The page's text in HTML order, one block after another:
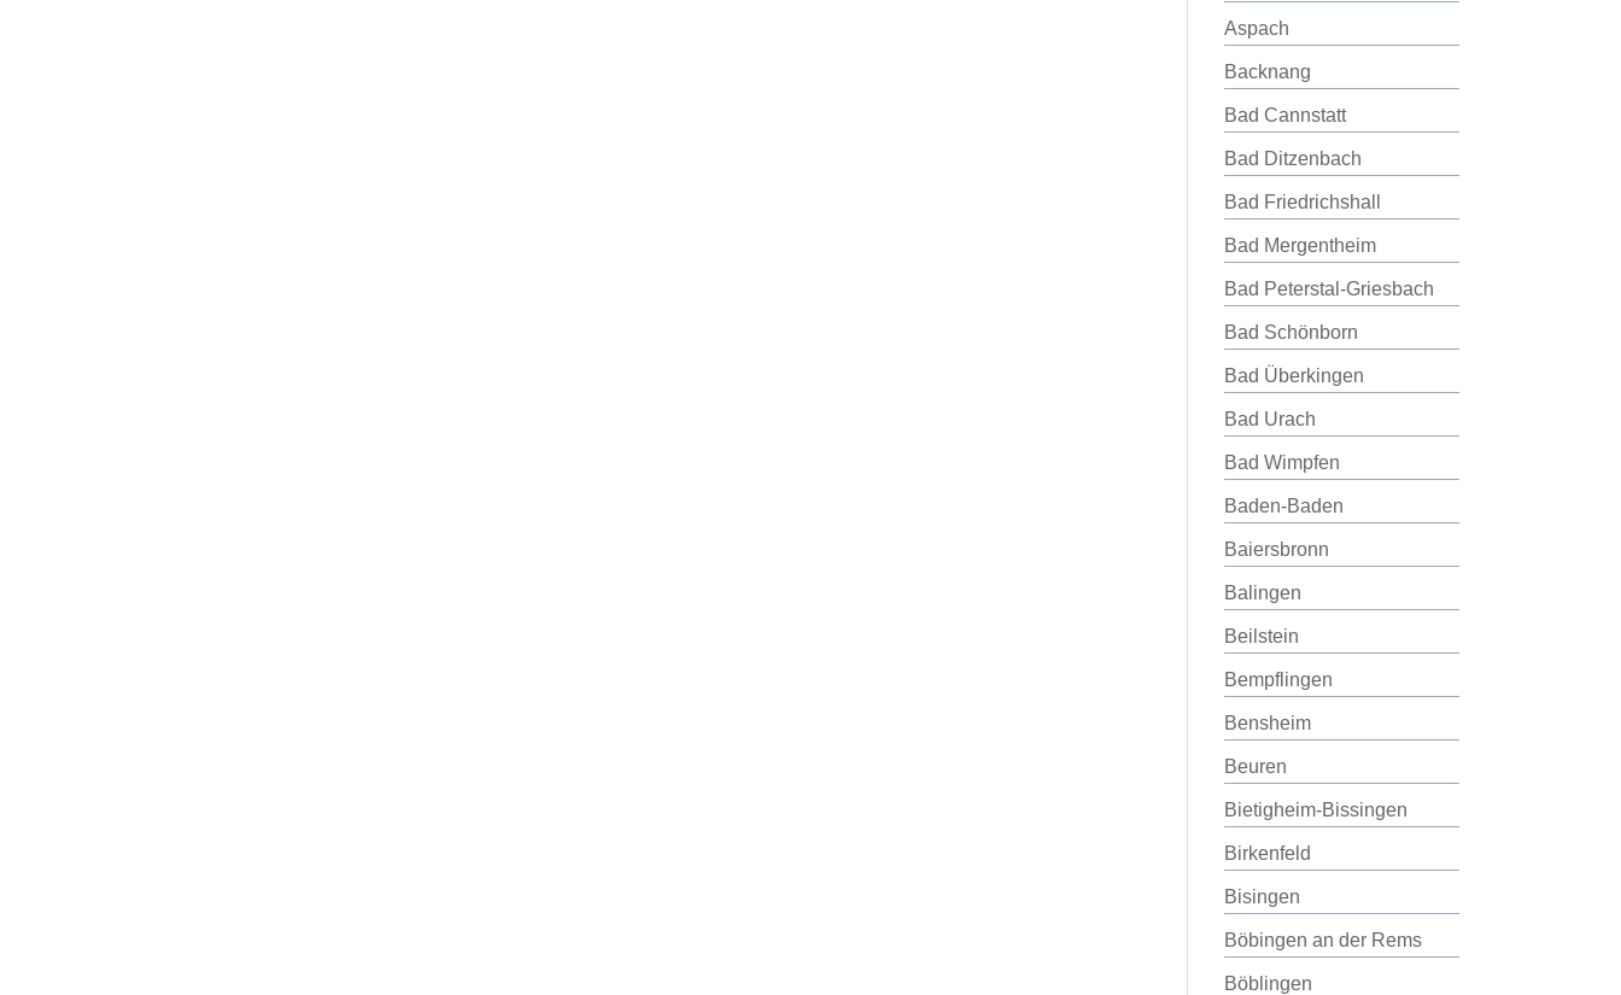
Aspach
Backnang
Bad Cannstatt
Bad Ditzenbach
Bad Friedrichshall
Bad Mergentheim
Bad Peterstal-Griesbach
Bad Schönborn
Bad Überkingen
Bad Urach
Bad Wimpfen
Baden-Baden
Baiersbronn
Balingen
Beilstein
Bempflingen
Bensheim
Beuren
Bietigheim-Bissingen
Birkenfeld
Bisingen
Böbingen an der Rems
Böblingen